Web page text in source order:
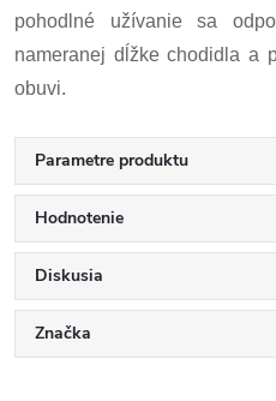
pohodlné užívanie sa
nameranej dĺžke chodidla a
obuvi.
Parametre produktu
Hodnotenie
Diskusia
Značka